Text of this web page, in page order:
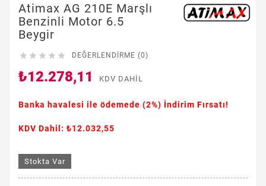
Atimax AG 210E Marşlı
Benzinli Motor 6.5
Beygir
     DEĞERLENDIRME (0)
₺12.278,11 KDV DAHIL
Banka havalesi ile ödemede (2%) İndirim Fırsatı!
KDV Dahil: ₺12.032,55
Stokta Var